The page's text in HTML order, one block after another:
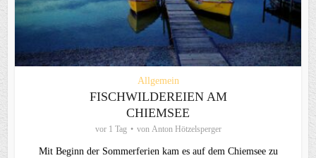
Allgemein
FISCHWILDEREIEN AM
CHIEMSEE
vor 1 Tag von Anton Hötzelsperger
Mit Beginn der Sommerferien kam es auf dem Chiemsee zu